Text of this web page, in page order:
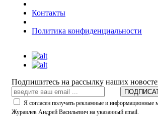
Контакты
Политика конфиденциальности
Подпишитесь на рассылку наших
Я согласен получать рекламные и
Журавлев Андрей Васильевич на указанный email.